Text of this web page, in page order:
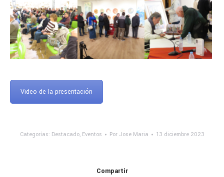
Video de la presentación
Categorías: Destacado, Eventos Por Jose Maria 13 diciembre 2023
Compartir